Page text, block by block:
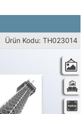
Ürün Kodu: TH023014